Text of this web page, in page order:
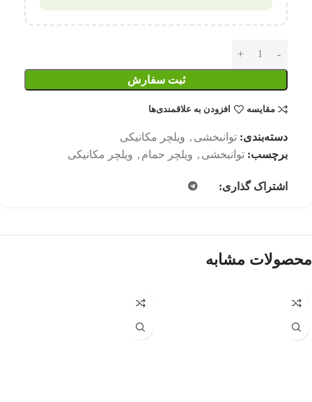
ثبت سفارش
مقایسه افزودن به علاقمندی‌ها
دسته‌بندی: توانبخشی , ویلچر مکانیکی
برچسب: توانبخشی , ویلچر حمام , ویلچر مکانیکی
اشتراک گذاری:
محصولات مشابه